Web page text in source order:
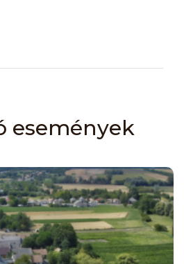
események